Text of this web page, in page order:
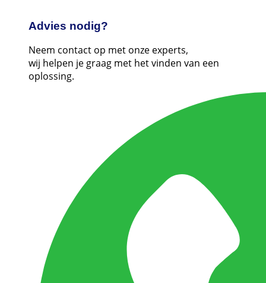
Advies nodig?
Neem contact op met onze experts,
wij helpen je graag met het vinden van een
oplossing.